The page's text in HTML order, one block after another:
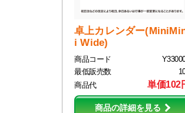
卓上カレンダー
i Wide)
商品コード
最低販売数
商品代
単価102
商品の詳細を見る